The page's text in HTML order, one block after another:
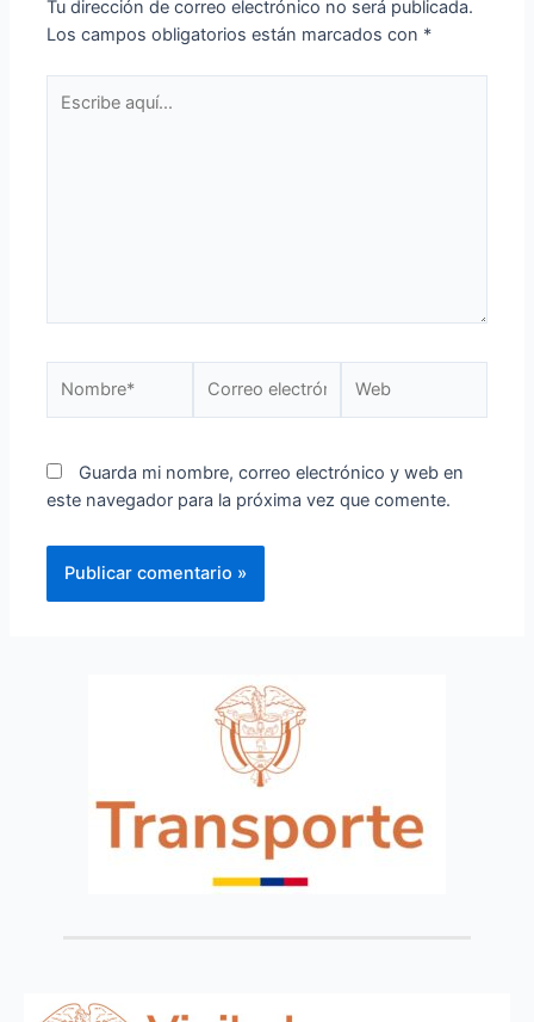
Tu dirección de correo electrónico no será publicada.
Los campos obligatorios están marcados con *
Guarda mi nombre, correo electrónico y web en
este navegador para la próxima vez que comente.